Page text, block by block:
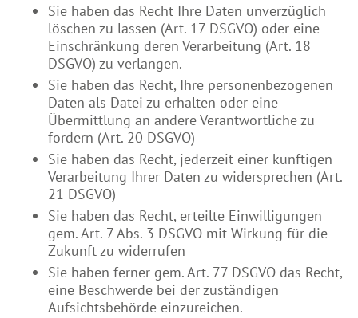
Sie haben das Recht Ihre Daten unverzüglich
löschen zu lassen (Art. 17 DSGVO) oder eine
Einschränkung deren Verarbeitung (Art. 18
DSGVO) zu verlangen.
Sie haben das Recht, Ihre personenbezogenen
Daten als Datei zu erhalten oder eine
Übermittlung an andere Verantwortliche zu
fordern (Art. 20 DSGVO)
Sie haben das Recht, jederzeit einer künftigen
Verarbeitung Ihrer Daten zu widersprechen (Art.
21 DSGVO)
Sie haben das Recht, erteilte Einwilligungen
gem. Art. 7 Abs. 3 DSGVO mit Wirkung für die
Zukunft zu widerrufen
Sie haben ferner gem. Art. 77 DSGVO das Recht,
eine Beschwerde bei der zuständigen
Aufsichtsbehörde einzureichen.